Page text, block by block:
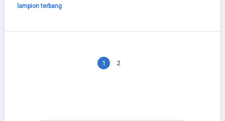
lampion terbang
1 2